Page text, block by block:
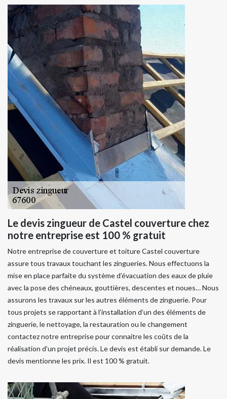
Le devis zingueur de Castel couverture chez
notre entreprise est 100 % gratuit
Notre entreprise de couverture et toiture Castel couverture
assure tous travaux touchant les zingueries. Nous effectuons la
mise en place parfaite du système d’évacuation des eaux de pluie
avec la pose des chéneaux, gouttières, descentes et noues… Nous
assurons les travaux sur les autres éléments de zinguerie. Pour
tous projets se rapportant à l’installation d’un des éléments de
zinguerie, le nettoyage, la restauration ou le changement
contactez notre entreprise pour connaitre les coûts de la
réalisation d’un projet précis. Le devis est établi sur demande. Le
devis mentionne les prix. Il est 100 % gratuit.